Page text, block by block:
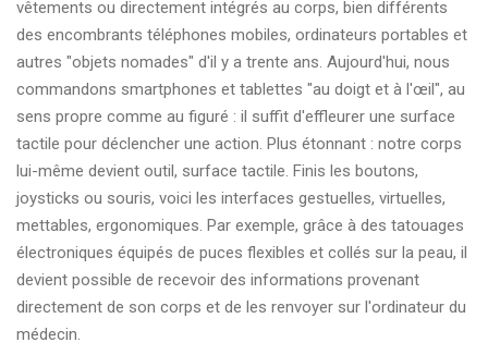
vêtements ou directement intégrés au corps, bien différents
des encombrants téléphones mobiles, ordinateurs portables et
autres "objets nomades" d'il y a trente ans. Aujourd'hui, nous
commandons smartphones et tablettes "au doigt et à l'œil", au
sens propre comme au figuré : il suffit d'effleurer une surface
tactile pour déclencher une action. Plus étonnant : notre corps
lui-même devient outil, surface tactile. Finis les boutons,
joysticks ou souris, voici les interfaces gestuelles, virtuelles,
mettables, ergonomiques. Par exemple, grâce à des tatouages
électroniques équipés de puces flexibles et collés sur la peau, il
devient possible de recevoir des informations provenant
directement de son corps et de les renvoyer sur l'ordinateur du
médecin.